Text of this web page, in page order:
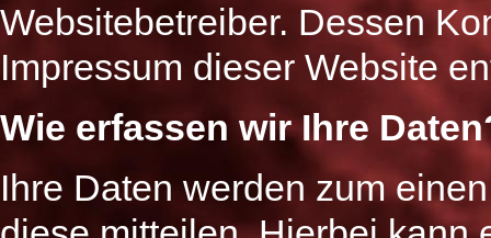
Websitebetreiber. Dessen
Impressum dieser Website
Wie erfassen wir Ihre
Ihre Daten werden zum